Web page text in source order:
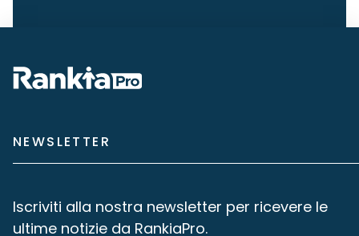
NEWSLETTER
Iscriviti alla nostra newsletter per ricevere le
ultime notizie da RankiaPro.